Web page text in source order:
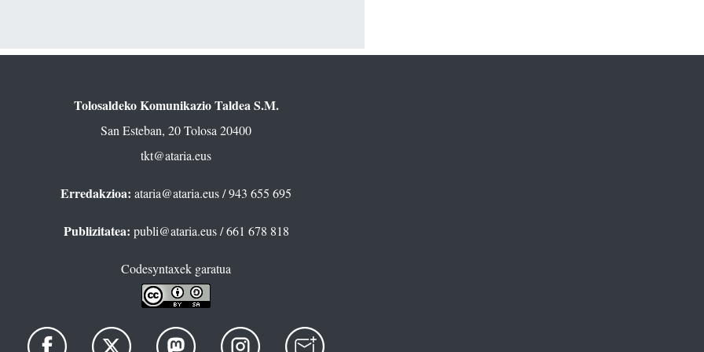
Tolosaldeko Komunikazio Taldea S.M.
San Esteban, 20 Tolosa 20400
tkt@ataria.eus
Erredakzioa: ataria@ataria.eus/ 943 655 695
Publizitatea: publi@ataria.eus/ 661 678 818
Codesyntaxek garatua